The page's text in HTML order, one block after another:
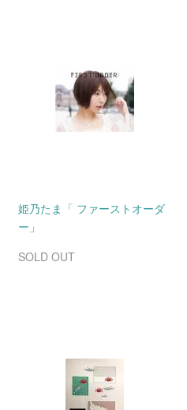
姫乃たま「 ファーストオーダ
ー」
SOLD OUT